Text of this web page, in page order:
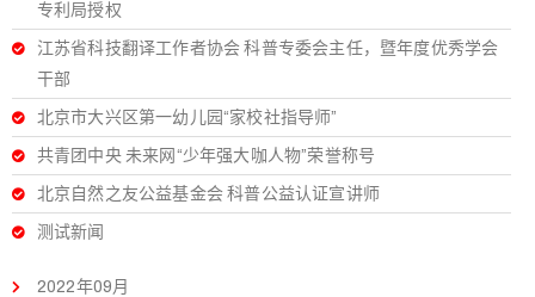
专利局授权
江苏省科技翻译工作者协会 科普专委会主任，暨年度优秀学会
干部
北京市大兴区第一幼儿园“家校社指导师”
共青团中央 未来网“少年强大咖人物”荣誉称号
北京自然之友公益基金会 科普公益认证宣讲师
测试新闻
2022年09月